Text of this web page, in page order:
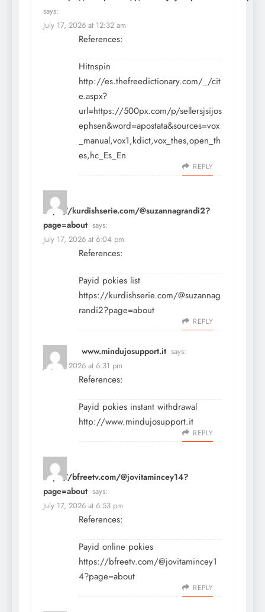
says:
July 17, 2026 at 12:32 am
References:
Hitnspin
http://es.thefreedictionary.com/_/cit
e.aspx?
url=https://500px.com/p/sellersjsijos
ephsen&word=apostata&sources=vox
_manual,vox1,kdict,vox_thes,open_th
es,hc_Es_En
REPLY
https://kurdishserie.com/@suzannagrandi2?
page=about says:
July 17, 2026 at 6:04 pm
References:
Payid pokies list
https://kurdishserie.com/@suzannag
randi2?page=about
REPLY
www.mindujosupport.it says:
July 17, 2026 at 6:31 pm
References:
Payid pokies instant withdrawal
http://www.mindujosupport.it
REPLY
https://bfreetv.com/@jovitamincey14?
page=about says:
July 17, 2026 at 6:53 pm
References:
Payid online pokies
https://bfreetv.com/@jovitamincey1
4?page=about
REPLY